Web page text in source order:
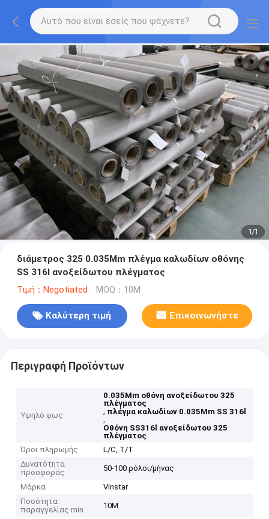
1/1
διάμετρος 325 0.035Mm πλέγμα καλωδίων οθόνης
SS 316l ανοξείδωτου πλέγματος
Τιμή：Negotiated MOQ：10M
Καλύτερη τιμή Επικοινωνήστε
Περιγραφή Προϊόντων
Υψηλό φως
0.035Mm οθόνη ανοξείδωτου 325
πλέγματος
, πλέγμα καλωδίων 0.035Mm SS 316l
,
Οθόνη SS316l ανοξείδωτου 325
πλέγματος
Όροι πληρωμής
L/C, T/T
Δυνατότητα
προσφοράς
50-100 ρόλοι/μήνας
Μάρκα
Vinstar
Ποσότητα
παραγγελίας min
10M